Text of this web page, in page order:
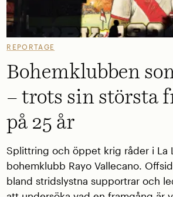
REPORTAGE
Bohemklubben
– trots sin största
på 25 år
Splittring och öppet krig råder i La
bohemklubb Rayo Vallecano.
bland stridslystna supportrar och